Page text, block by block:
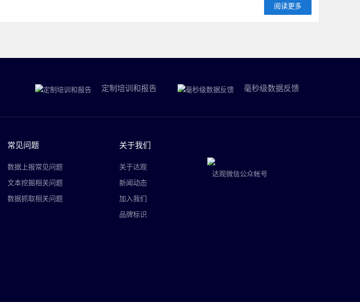
阅读更多
定制培训和报告 毫秒级数据反馈
常见问题
数据上报常见问题
文本挖掘相关问题
数据抓取相关问题
关于我们
关于达观
新闻动态
加入我们
品牌标识
达观微信公众帐号